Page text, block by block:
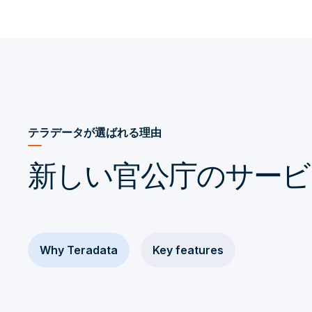
テラデータが選ばれる理由
新しい官公庁のサー
Why Teradata Key features